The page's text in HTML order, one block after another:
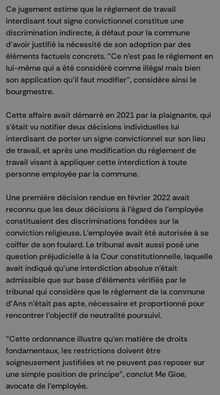
Ce jugement estime que le règlement de travail
interdisant tout signe convictionnel constitue une
discrimination indirecte, à défaut pour la commune
d'avoir justifié la nécessité de son adoption par des
éléments factuels concrets. "Ce n'est pas le règlement en
lui-même qui a été considéré comme illégal mais bien
son application qu'il faut modifier", considère ainsi le
bourgmestre.
Cette affaire avait démarré en 2021 par la plaignante, qui
s'était vu notifier deux décisions individuelles lui
interdisant de porter un signe convictionnel sur son lieu
de travail, et après une modification du règlement de
travail visant à appliquer cette interdiction à toute
personne employée par la commune.
Une première décision rendue en février 2022 avait
reconnu que les deux décisions à l'égard de l'employée
constituaient des discriminations fondées sur la
conviction religieuse. L'employée avait été autorisée à se
coiffer de son foulard. Le tribunal avait aussi posé une
question préjudicielle à la Cour constitutionnelle, laquelle
avait indiqué qu'une interdiction absolue n'était
admissible que sur base d'éléments vérifiés par le
tribunal qui considère que le règlement de la commune
d'Ans n'était pas apte, nécessaire et proportionné pour
rencontrer l'objectif de neutralité poursuivi.
"Cette ordonnance illustre qu'en matière de droits
fondamentaux, les restrictions doivent être
soigneusement justifiées et ne peuvent pas reposer sur
une simple position de principe", conclut Me Gioe,
avocate de l'employée.